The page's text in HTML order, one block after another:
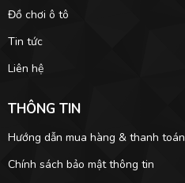
Đồ chơi ô tô
Tin tức
Liên hệ
THÔNG TIN
Hướng dẫn mua hàng & thanh toán
Chính sách bảo mật thông tin